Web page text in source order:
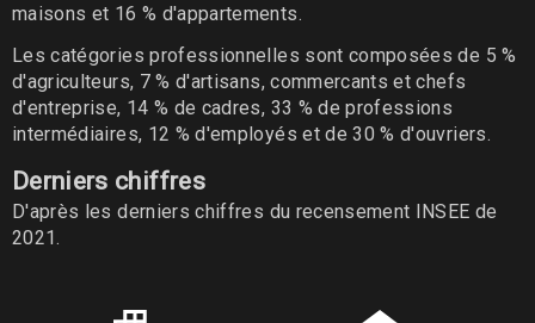
maisons et 16 % d'appartements.
Les catégories professionnelles sont composées de 5 %
d'agriculteurs, 7 % d'artisans, commercants et chefs
d'entreprise, 14 % de cadres, 33 % de professions
intermédiaires, 12 % d'employés et de 30 % d'ouvriers.
Derniers chiffres
D'après les derniers chiffres du recensement INSEE de
2021.